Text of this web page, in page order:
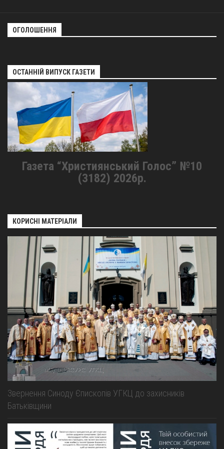
ОГОЛОШЕННЯ
ОСТАННІЙ ВИПУСК ГАЗЕТИ
Газета “Християнський Голос” №10
(3182) 2026р.
КОРИСНІ МАТЕРІАЛИ
Звернення Синоду Єпископів УГКЦ до захисників
Батьківщини